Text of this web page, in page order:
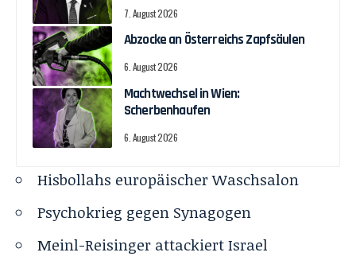
7. August 2026
Abzocke an Österreichs Zapfsäulen
6. August 2026
Machtwechsel in Wien:
Scherbenhaufen
6. August 2026
Hisbollahs europäischer Waschsalon
Psychokrieg gegen Synagogen
Meinl-Reisinger attackiert Israel